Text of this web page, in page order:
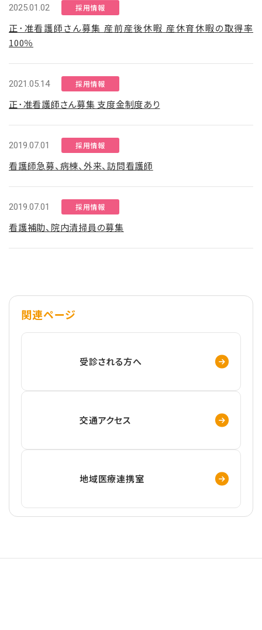
2025.01.02 採用情報
正･准看護師さん募集 産前産後休暇 産休育休暇の取得率
100％
2021.05.14 採用情報
正･准看護師さん募集 支度金制度あり
2019.07.01 採用情報
看護師急募、病棟、外来、訪問看護師
2019.07.01 採用情報
看護補助、院内清掃員の募集
関連ページ
受診される方へ
交通アクセス
地域医療連携室